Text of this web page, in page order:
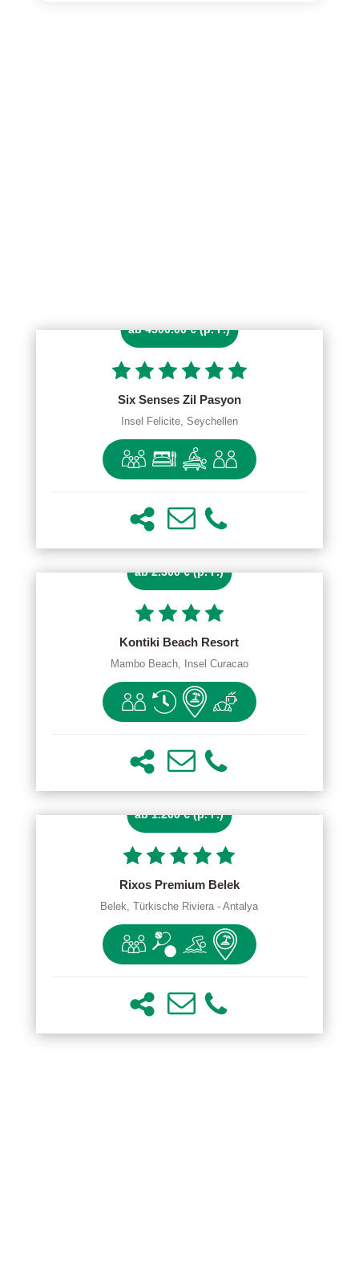
ab 4500.00 € (p. P.)
Six Senses Zil Pasyon
Insel Felicite, Seychellen
ab 2.300 € (p. P.)
Kontiki Beach Resort
Mambo Beach, Insel Curacao
ab 1.200 € (p. P.)
Rixos Premium Belek
Belek, Türkische Riviera - Antalya